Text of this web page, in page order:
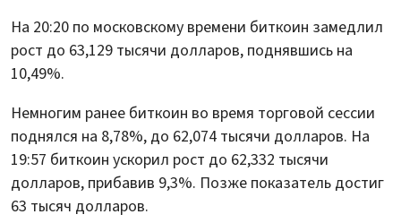
На 20:20 по московскому времени биткоин замедлил
рост до 63,129 тысячи долларов, поднявшись на
10,49%.
Немногим ранее биткоин во время торговой сессии
поднялся на 8,78%, до 62,074 тысячи долларов. На
19:57 биткоин ускорил рост до 62,332 тысячи
долларов, прибавив 9,3%. Позже показатель достиг
63 тысяч долларов.